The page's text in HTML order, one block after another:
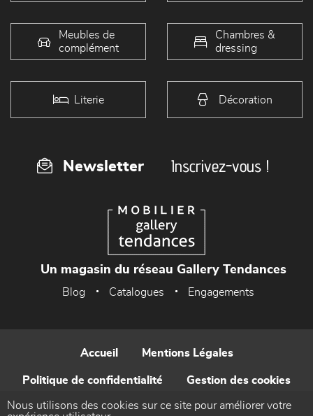
Meubles de
complément
Chambres &
dressing
Literie Décoration
Newsletter Inscrivez-vous !
Un magasin du réseau Gallery Tendances
Blog Catalogues Engagements
Accueil Mentions Légales
Politique de confidentialité Gestion des cookies
Contact
Nous utilisons des cookies sur ce site pour améliorer votre